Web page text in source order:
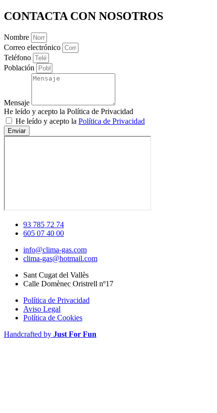
CONTACTA CON NOSOTROS
Nombre
Correo electrónico
Teléfono
Población
Mensaje
He leído y acepto la Política de Privacidad
He leído y acepto la Política de Privacidad
Enviar
93 785 72 74
605 07 40 00
info@clima-gas.com
clima-gas@hotmail.com
Sant Cugat del Vallès
Calle Domènec Oristrell nº17
Política de Privacidad
Aviso Legal
Política de Cookies
Handcrafted by Just For Fun